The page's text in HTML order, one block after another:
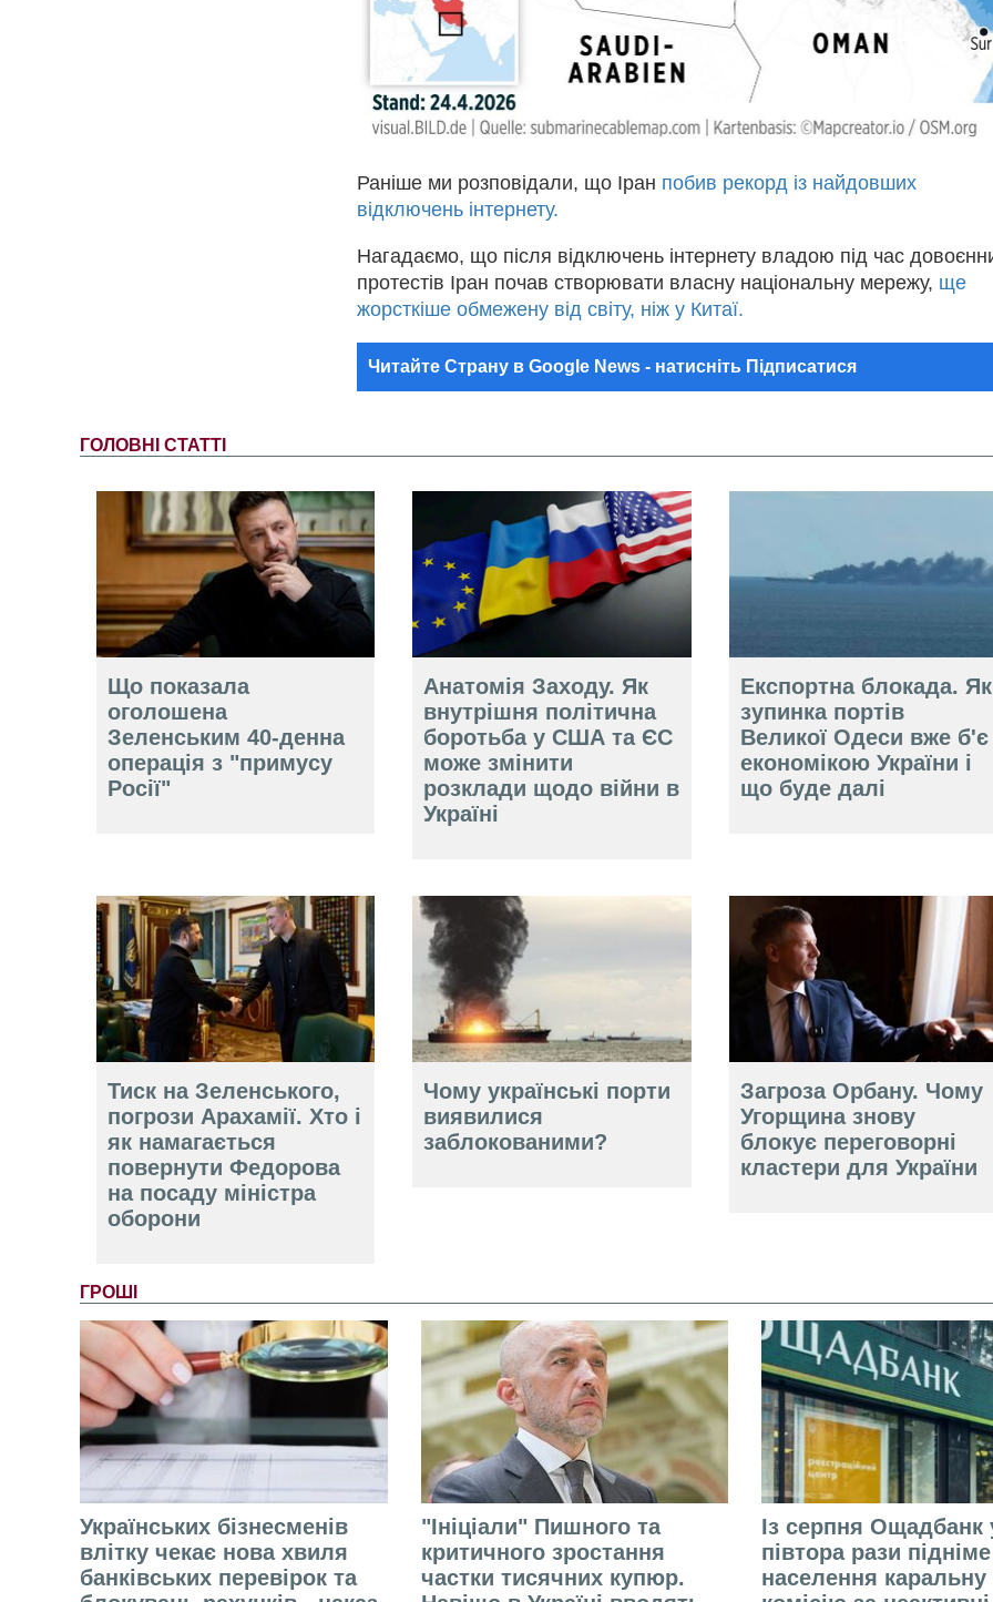
Раніше ми розповідали, що Іран побив рекорд із найдовших
відключень інтернету.
Нагадаємо, що після відключень інтернету владою під час
протестів Іран почав створювати власну національну мережу, ще
жорсткіше обмежену від світу, ніж у Китаї.
Читайте Страну в Google News - натисніть Підписатися
ГОЛОВНІ СТАТТІ
Що показала
оголошена
Зеленським 40-денна
операція з "примусу
Росії"
Анатомія Заходу. Як
внутрішня політична
боротьба у США та ЄС
може змінити
розклади щодо війни в
Україні
Експортна блокада. Як
зупинка портів
Великої Одеси вже б'є
економікою України і
що буде далі
Тиск на Зеленського,
погрози Арахамії. Хто і
як намагається
повернути Федорова
на посаду міністра
оборони
Чому українські порти
виявилися
заблокованими?
Загроза Орбану. Чому
Угорщина знову
блокує переговорні
кластери для України
ГРОШІ
Українських бізнесменів
влітку чекає нова хвиля
банківських перевірок та
"Ініціали" Пишного та
критичного зростання
частки тисячних купюр.
Із серпня Ощадбанк
півтора рази
населення каральну